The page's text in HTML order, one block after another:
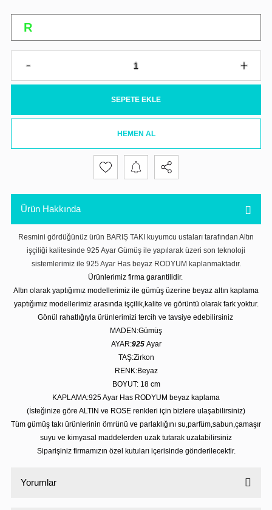
SEPETE EKLE
HEMEN AL
Ürün Hakkında
Resmini gördüğünüz ürün BARIŞ TAKI kuyumcu ustaları tarafından Altın
işçiliği kalitesinde 925 Ayar Gümüş ile yapılarak üzeri son teknoloji
sistemlerimiz ile 925 Ayar Has beyaz RODYUM kaplanmaktadır.
Ürünlerimiz firma garantilidir.
Altın olarak yaptığımız modellerimiz ile gümüş üzerine beyaz altın kaplama
yaptığımız modellerimiz arasında işçilik,kalite ve görüntü olarak fark yoktur.
Gönül rahatlığıyla ürünlerimizi tercih ve tavsiye edebilirsiniz
MADEN:Gümüş
AYAR:925 Ayar
TAŞ:Zirkon
RENK:Beyaz
BOYUT: 18 cm
KAPLAMA:925 Ayar Has RODYUM beyaz kaplama
(İsteğinize göre ALTIN ve ROSE renkleri için bizlere ulaşabilirsiniz)
Tüm gümüş takı ürünlerinin ömrünü ve parlaklığını su,parfüm,sabun,çamaşır
suyu ve kimyasal maddelerden uzak tutarak uzatabilirsiniz
Siparişiniz firmamızın özel kutuları içerisinde gönderilecektir.
Yorumlar